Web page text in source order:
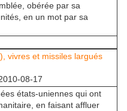
obérée par sa
en un mot par sa
vivres et missiles largués
08-17
états-uniennes qui ont
en faisant affluer